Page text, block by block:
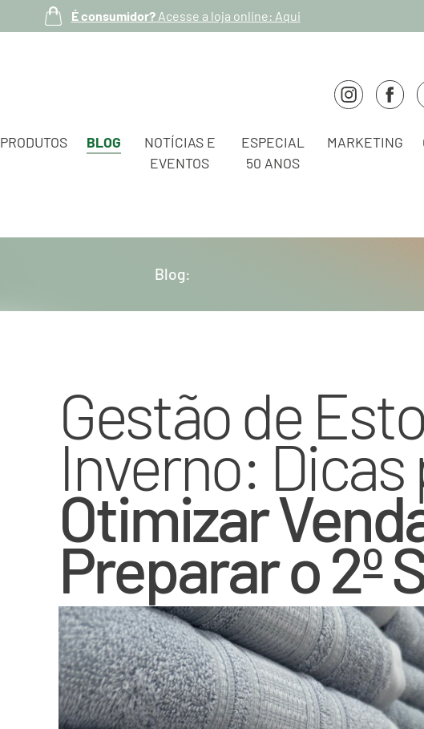
É consumidor?Acesse a loja online: Aqui
PRODUTOS BLOG
NOTÍCIAS E
EVENTOS
ESPECIAL
50 ANOS
MARKETING
Blog:
Gestão de
Inverno: Dicas
Otimizar
Preparar o 2º